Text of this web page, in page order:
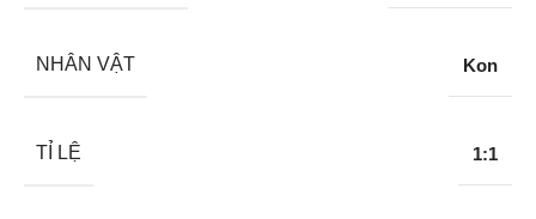
NHÂN VẬT Kon
TỈ LỆ 1:1